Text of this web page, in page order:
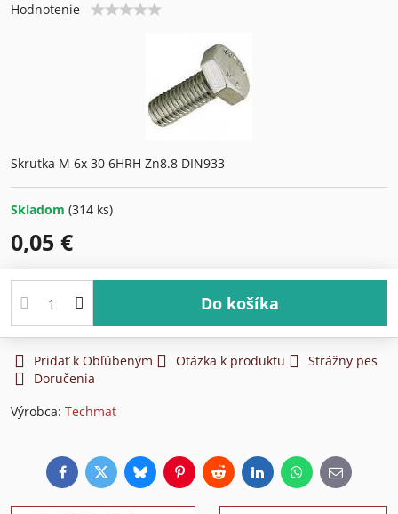
Hodnotenie
Skrutka M 6x 30 6HRH Zn8.8 DIN933
Skladom (314 ks)
0,05 €
Do košíka
Pridať k Obľúbeným Otázka k produktu
Strážny pes
Doručenia
Výrobca: Techmat
FacebookTwitterBlueskyPinterestRedditLinkedInWhatsApp
E-
mail